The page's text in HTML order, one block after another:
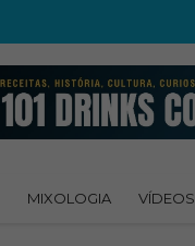
MIXOLOGIA VÍDEOS